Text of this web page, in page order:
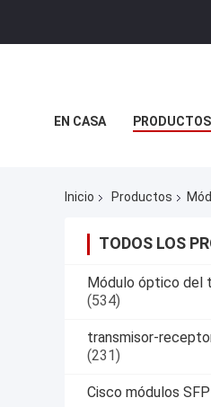
EN CASA PRODUCTOS
Inicio Productos
TODOS LOS
Módulo óptico del
(534)
transmisor-
(231)
Cisco módulos SFP